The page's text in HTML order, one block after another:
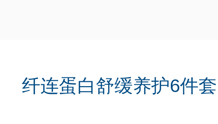
纤连蛋白舒缓养护6件套